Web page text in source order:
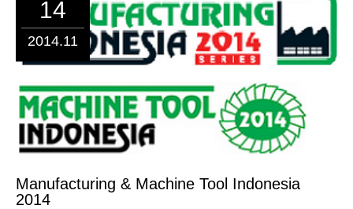
14
2014.11
Manufacturing & Machine Tool Indonesia
2014